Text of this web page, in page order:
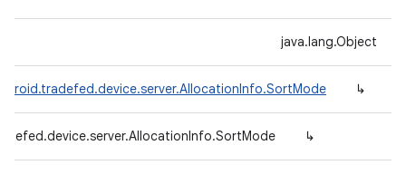
java.lang.Object
↳
↳